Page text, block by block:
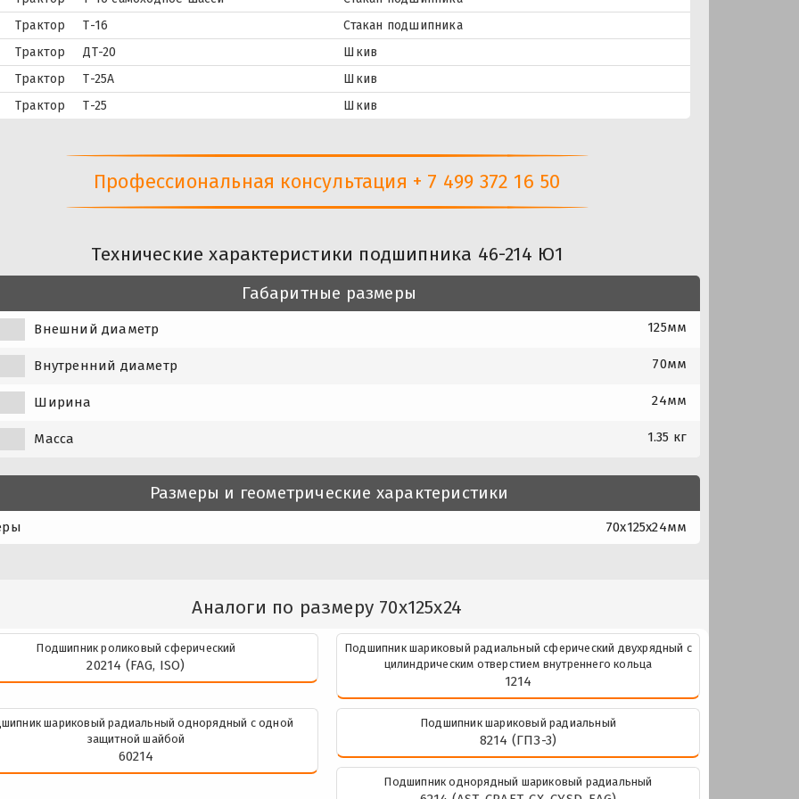
Трактор
Т-16
Стакан подшипника
Трактор
ДТ-20
Шкив
Трактор
Т-25А
Шкив
Трактор
Т-25 Шкив
Профессиональная консультация + 7 499 372 16 50
Технические характеристики подшипника 46-214 Ю1
Габаритные размеры
Внешний диаметр 125мм
Внутренний диаметр 70мм
Ширина 24мм
Масса 1.35 кг
Размеры и геометрические характеристики
70x125x24мм
Аналоги по размеру 70x125x24
Подшипник роликовый сферический
20214 (FAG, ISO)
Подшипник шариковый радиальный сферический двухрядный с
цилиндрическим отверстием внутреннего кольца
1214
шариковый радиальный однорядный с одной
защитной шайбой
60214
Подшипник шариковый радиальный
8214 (ГПЗ-3)
Подшипник однорядный шариковый радиальный